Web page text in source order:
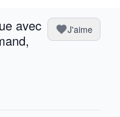
avec
J'aime